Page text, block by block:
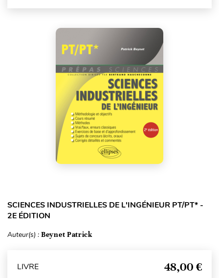
SCIENCES INDUSTRIELLES DE L'INGÉNIEUR PT/PT* -
2E ÉDITION
Auteur(s) : Beynet Patrick
LIVRE 48,00 €